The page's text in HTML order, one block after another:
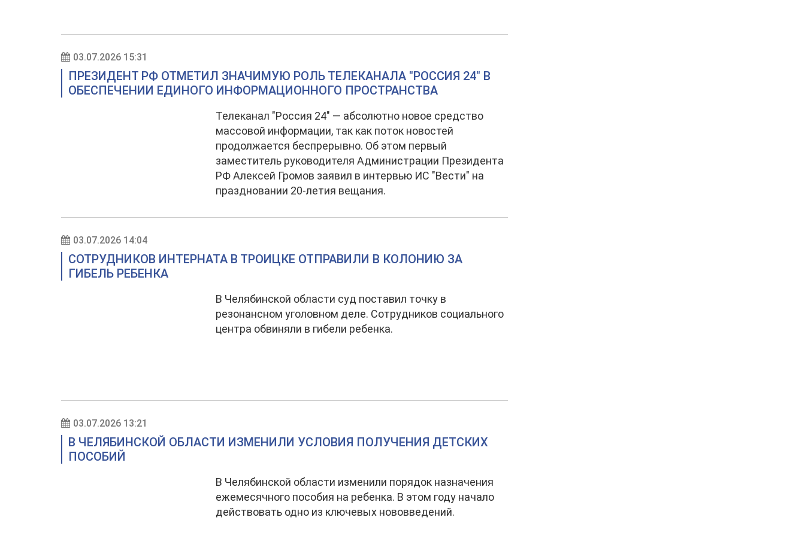
03.07.2026 15:31
ПРЕЗИДЕНТ РФ ОТМЕТИЛ ЗНАЧИМУЮ РОЛЬ ТЕЛЕКАНАЛА "РОССИЯ 24" В
ОБЕСПЕЧЕНИИ ЕДИНОГО ИНФОРМАЦИОННОГО ПРОСТРАНСТВА
Телеканал "Россия 24" — абсолютно новое средство
массовой информации, так как поток новостей
продолжается беспрерывно. Об этом первый
заместитель руководителя Администрации Президента
РФ Алексей Громов заявил в интервью ИС "Вести" на
праздновании 20-летия вещания.
03.07.2026 14:04
СОТРУДНИКОВ ИНТЕРНАТА В ТРОИЦКЕ ОТПРАВИЛИ В КОЛОНИЮ ЗА
ГИБЕЛЬ РЕБЕНКА
В Челябинской области суд поставил точку в
резонансном уголовном деле. Сотрудников социального
центра обвиняли в гибели ребенка.
03.07.2026 13:21
В ЧЕЛЯБИНСКОЙ ОБЛАСТИ ИЗМЕНИЛИ УСЛОВИЯ ПОЛУЧЕНИЯ ДЕТСКИХ
ПОСОБИЙ
В Челябинской области изменили порядок назначения
ежемесячного пособия на ребенка. В этом году начало
действовать одно из ключевых нововведений.